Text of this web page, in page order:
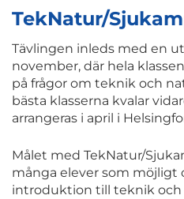
TekNatur/
Tävlingen inleds med en
november, där hela
på frågor om teknik och
bästa klasserna kvalar
arrangeras i april i
Målet med TekNatur/
många elever som möjligt
introduktion till teknik och